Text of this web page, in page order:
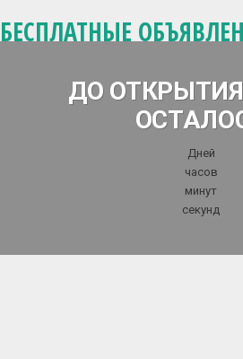
БЕСПЛАТНЫЕ
ДО
Дней
часов
минут
секунд